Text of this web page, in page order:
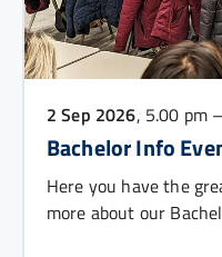
2 Sep 2026, 5.00 pm
Bachelor Info
Here you have the
more about our